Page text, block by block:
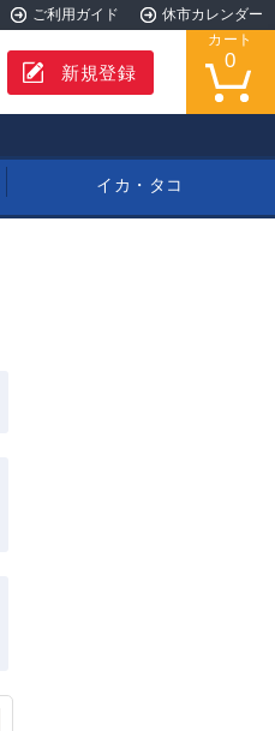
ご利用ガイド 休市カレンダー
新規登録
カート
0
イカ・タコ